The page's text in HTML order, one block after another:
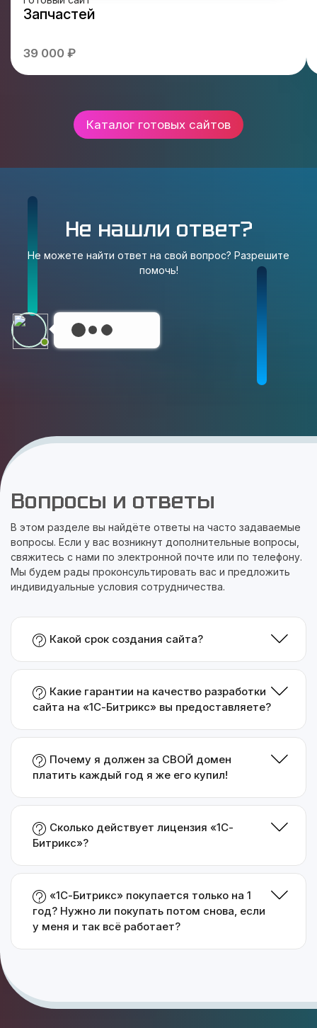
Запчастей
39 000 ₽
Каталог готовых сайтов
Не нашли ответ?
Не можете найти ответ на свой вопрос? Разрешите
помочь!
Вопросы и ответы
В этом разделе вы найдёте ответы на часто задаваемые
вопросы. Если у вас возникнут дополнительные вопросы,
свяжитесь с нами по электронной почте или по телефону.
Мы будем рады проконсультировать вас и предложить
индивидуальные условия сотрудничества.
Какой срок создания сайта?
Какие гарантии на качество разработки
сайта на «1С-Битрикс» вы предоставляете?
Почему я должен за СВОЙ домен
платить каждый год я же его купил!
Сколько действует лицензия «1С-
Битрикс»?
«1С-Битрикс» покупается только на 1
год? Нужно ли покупать потом снова, если
у меня и так всё работает?